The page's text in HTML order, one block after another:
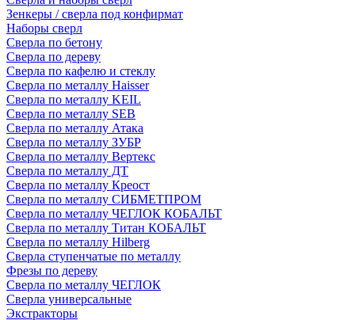
Зенкеры / сверла под конфирмат
Наборы сверл
Сверла по бетону
Сверла по дереву
Сверла по кафелю и стеклу
Сверла по металлу Haisser
Сверла по металлу KEIL
Сверла по металлу SEB
Сверла по металлу Атака
Сверла по металлу ЗУБР
Сверла по металлу Вертекс
Сверла по металлу ДТ
Сверла по металлу Креост
Сверла по металлу СИБМЕТПРОМ
Сверла по металлу ЧЕГЛОК КОБАЛЬТ
Сверла по металлу Титан КОБАЛЬТ
Сверла по металлу Hilberg
Сверла ступенчатые по металлу
Фрезы по дереву
Сверла по металлу ЧЕГЛОК
Сверла универсальные
Экстракторы